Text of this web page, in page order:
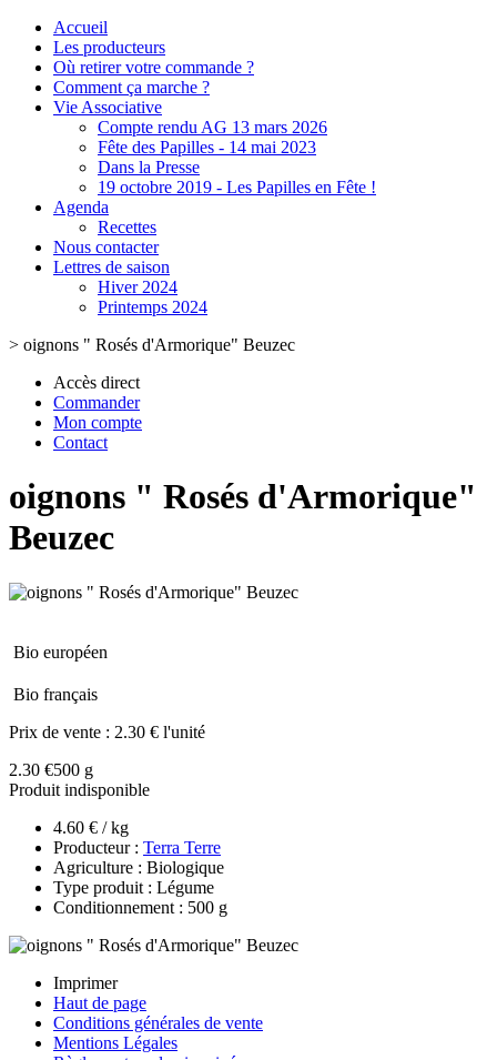
Accueil
Les producteurs
Où retirer votre commande ?
Comment ça marche ?
Vie Associative
Compte rendu AG 13 mars 2026
Fête des Papilles - 14 mai 2023
Dans la Presse
19 octobre 2019 - Les Papilles en Fête !
Agenda
Recettes
Nous contacter
Lettres de saison
Hiver 2024
Printemps 2024
> oignons " Rosés d'Armorique" Beuzec
Accès direct
Commander
Mon compte
Contact
oignons " Rosés d'Armorique"
Beuzec
Bio européen
Bio français
Prix de vente : 2.30 € l'unité
2.30 €500 g
Produit indisponible
4.60 € / kg
Producteur : Terra Terre
Agriculture : Biologique
Type produit : Légume
Conditionnement : 500 g
Imprimer
Haut de page
Conditions générales de vente
Mentions Légales